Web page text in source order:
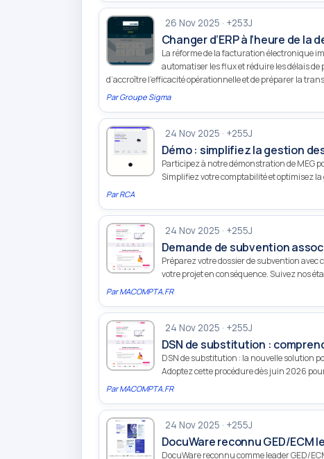
26 Nov 2025 · +253J
Changer d’ERP à l’heure de
La réforme de la facturation électronique
automatiser les flux et réduire les délais
d’accroître l’efficacité opérationnelle et de préparer la
ParGroupe Sigma
24 Nov 2025 · +255J
Démo : simplifiez la gestion
Participez à notre démonstration de MEG
Simplifiez votre comptabilité et optimisez
ParRCA
24 Nov 2025 · +255J
Demande de subvention
Préparez votre dossier de subvention
votre projet en conséquence. Suivez nos
ParMACOMPTA.FR
24 Nov 2025 · +255J
DSN de substitution :
DSN de substitution : la nouvelle solution
Adoptez cette procédure dès juin 2026
ParMACOMPTA.FR
24 Nov 2025 · +255J
DocuWare reconnu GED/
DocuWare reconnu comme leader GED/